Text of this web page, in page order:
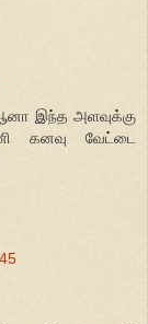
இந்த அளவுக்கு
கனவு வேட்டை